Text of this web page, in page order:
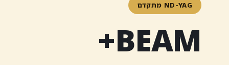
ND-YAG מתקדם
BEAM+